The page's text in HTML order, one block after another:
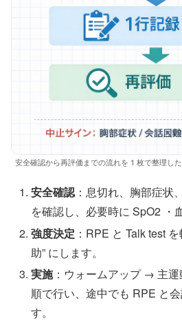
安全確認から再評価までの流れを 1 枚で整理した
安全確認：息切れ、胸部症状
を確認し、必要時に SpO2 ・
強度決定 ：RPE と Talk test
助” にします。
実施：ウォームアップ → 主
順で行い、途中でも RPE と
す。